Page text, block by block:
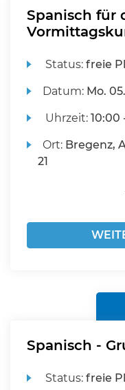
Spanisch für
Status:freie
Datum: Mo.
Uhrzeit:10:00
Ort: Bregenz,
21
Spanisch -
Status:freie